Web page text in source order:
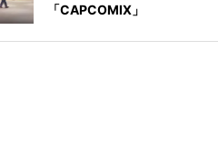
「CAPCOMIX」